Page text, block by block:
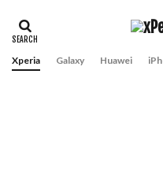
Xperia Galaxy Huawei